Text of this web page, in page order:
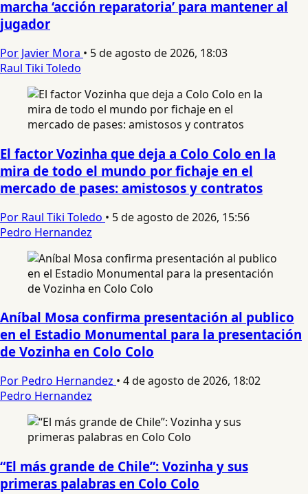
marcha ‘acción reparatoria’ para mantener al
jugador
Por Javier Mora • 5 de agosto de 2026, 18:03
Raul Tiki Toledo
El factor Vozinha que deja a Colo Colo en la
mira de todo el mundo por fichaje en el
mercado de pases: amistosos y contratos
Por Raul Tiki Toledo • 5 de agosto de 2026, 15:56
Pedro Hernandez
Aníbal Mosa confirma presentación al publico
en el Estadio Monumental para la presentación
de Vozinha en Colo Colo
Por Pedro Hernandez • 4 de agosto de 2026, 18:02
Pedro Hernandez
“El más grande de Chile”: Vozinha y sus
primeras palabras en Colo Colo